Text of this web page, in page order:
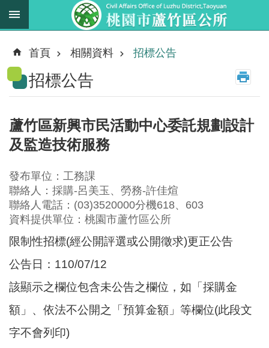
跳到主要內容區塊
新
消
息
務
職
掌
法
規
資
料
進
階
搜
尋
蘆
首頁 相關資料 招標公告
招標公告
蘆竹區新興市民活動中心委託規劃設計
及監造技術服務
發布單位：工務課
聯絡人：採購-呂美玉、勞務-許佳煊
聯絡人電話：(03)3520000分機618、603
資料提供單位：桃園市蘆竹區公所
限制性招標(經公開評選或公開徵求)更正公告
公告日：110/07/12
該顯示之欄位包含未公告之欄位，如「採購金
額」、依法不公開之「預算金額」等欄位(此段文
字不會列印)